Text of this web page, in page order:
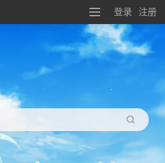
登录 注册